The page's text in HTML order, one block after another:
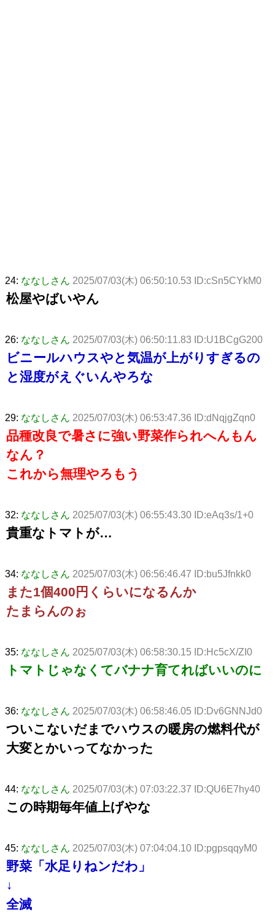
24: ななしさん 2025/07/03(木) 06:50:10.53 ID:cSn5CYkM0
松屋やばいやん
26: ななしさん 2025/07/03(木) 06:50:11.83 ID:U1BCgG200
ビニールハウスやと気温が上がりすぎるの
と湿度がえぐいんやろな
29: ななしさん 2025/07/03(木) 06:53:47.36 ID:dNqjgZqn0
品種改良で暑さに強い野菜作られへんもん
なん？
これから無理やろもう
32: ななしさん 2025/07/03(木) 06:55:43.30 ID:eAq3s/1+0
貴重なトマトが…
34: ななしさん 2025/07/03(木) 06:56:46.47 ID:bu5Jfnkk0
また1個400円くらいになるんか
たまらんのぉ
35: ななしさん 2025/07/03(木) 06:58:30.15 ID:Hc5cX/ZI0
トマトじゃなくてバナナ育てればいいのに
36: ななしさん 2025/07/03(木) 06:58:46.05 ID:Dv6GNNJd0
ついこないだまでハウスの暖房の燃料代が
大変とかいってなかった
44: ななしさん 2025/07/03(木) 07:03:22.37 ID:QU6E7hy40
この時期毎年値上げやな
45: ななしさん 2025/07/03(木) 07:04:04.10 ID:pgpsqqyM0
野菜「水足りねンだわ」
↓
全滅